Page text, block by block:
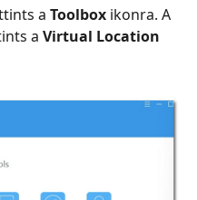
a Toolbox ikonra. A
a Virtual Location